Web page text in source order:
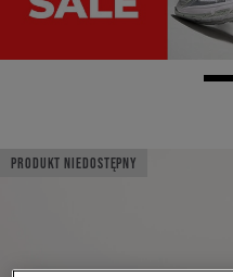
PRODUKT NIEDOSTĘPNY